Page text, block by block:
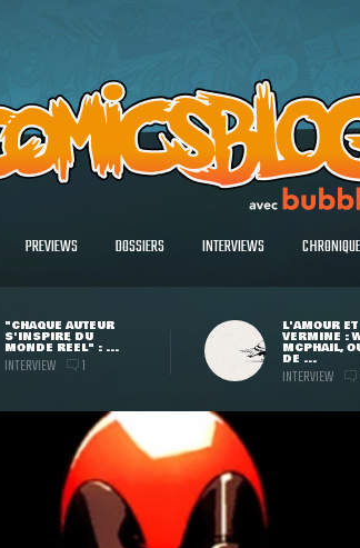
PREVIEWS DOSSIERS INTERVIEWS
"CHAQUE AUTEUR
S'INSPIRE DU
MONDE RÉEL" : ...
INTERVIEW 1
L'AMOUR ET
VERMINE :
MCPHAIL,
DE ...
INTERVIEW